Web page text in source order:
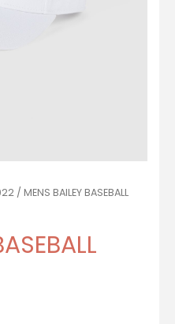
/ MENS BAILEY BASEBALL